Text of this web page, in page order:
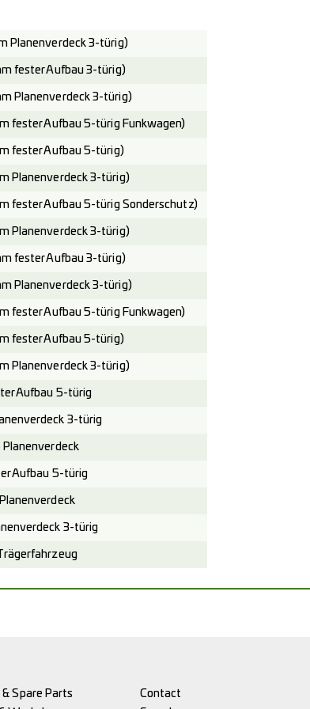
Planenverdeck 3-türig)
fester Aufbau 3-türig)
Planenverdeck 3-türig)
fester Aufbau 5-türig Funkwagen)
fester Aufbau 5-türig)
Planenverdeck 3-türig)
fester Aufbau 5-türig Sonderschutz)
Planenverdeck 3-türig)
fester Aufbau 3-türig)
Planenverdeck 3-türig)
fester Aufbau 5-türig Funkwagen)
fester Aufbau 5-türig)
Planenverdeck 3-türig)
Aufbau 5-türig
3-türig
Planenverdeck
Aufbau 5-türig
3-türig
Spare Parts
Contact